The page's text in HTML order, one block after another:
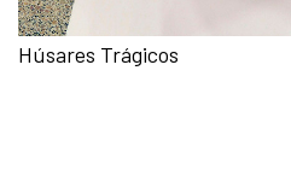
Húsares Trágicos